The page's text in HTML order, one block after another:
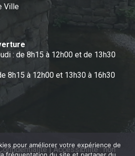
Ville
: de 8h15 à 12h00 et de 13h30
8h15 à 12h00 et 13h30 à 16h30
|Accessibilité : non
pour améliorer votre expérience de